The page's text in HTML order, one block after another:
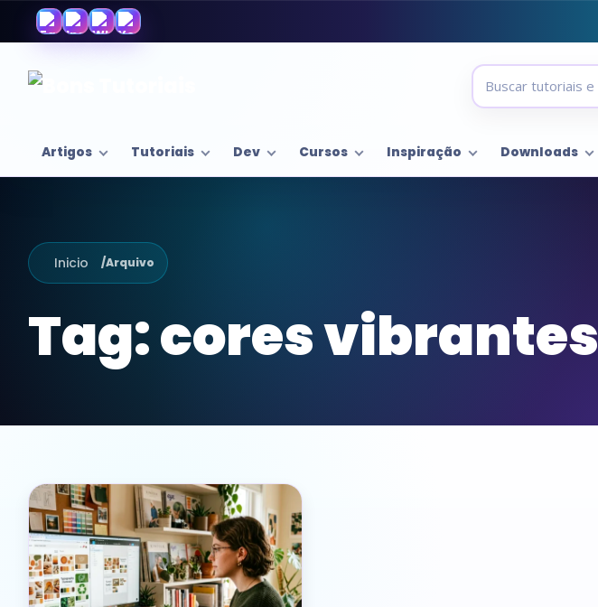
Artigos Tutoriais Dev Cursos Inspiração Downloads
Inicio /Arquivo
Tag:cores vibrantes